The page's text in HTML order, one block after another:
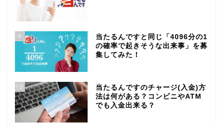
9
当たるんですと同じ「4096分の1
の確率で起きそうな出来事」を募
集してみた！
10
当たるんですのチャージ(入金)方
法は何がある？コンビニやATM
でも入金出来る？